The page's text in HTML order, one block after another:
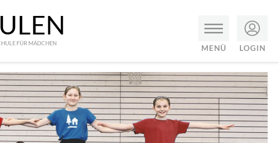
FÜR MÄDCHEN
MENÜ LOGIN